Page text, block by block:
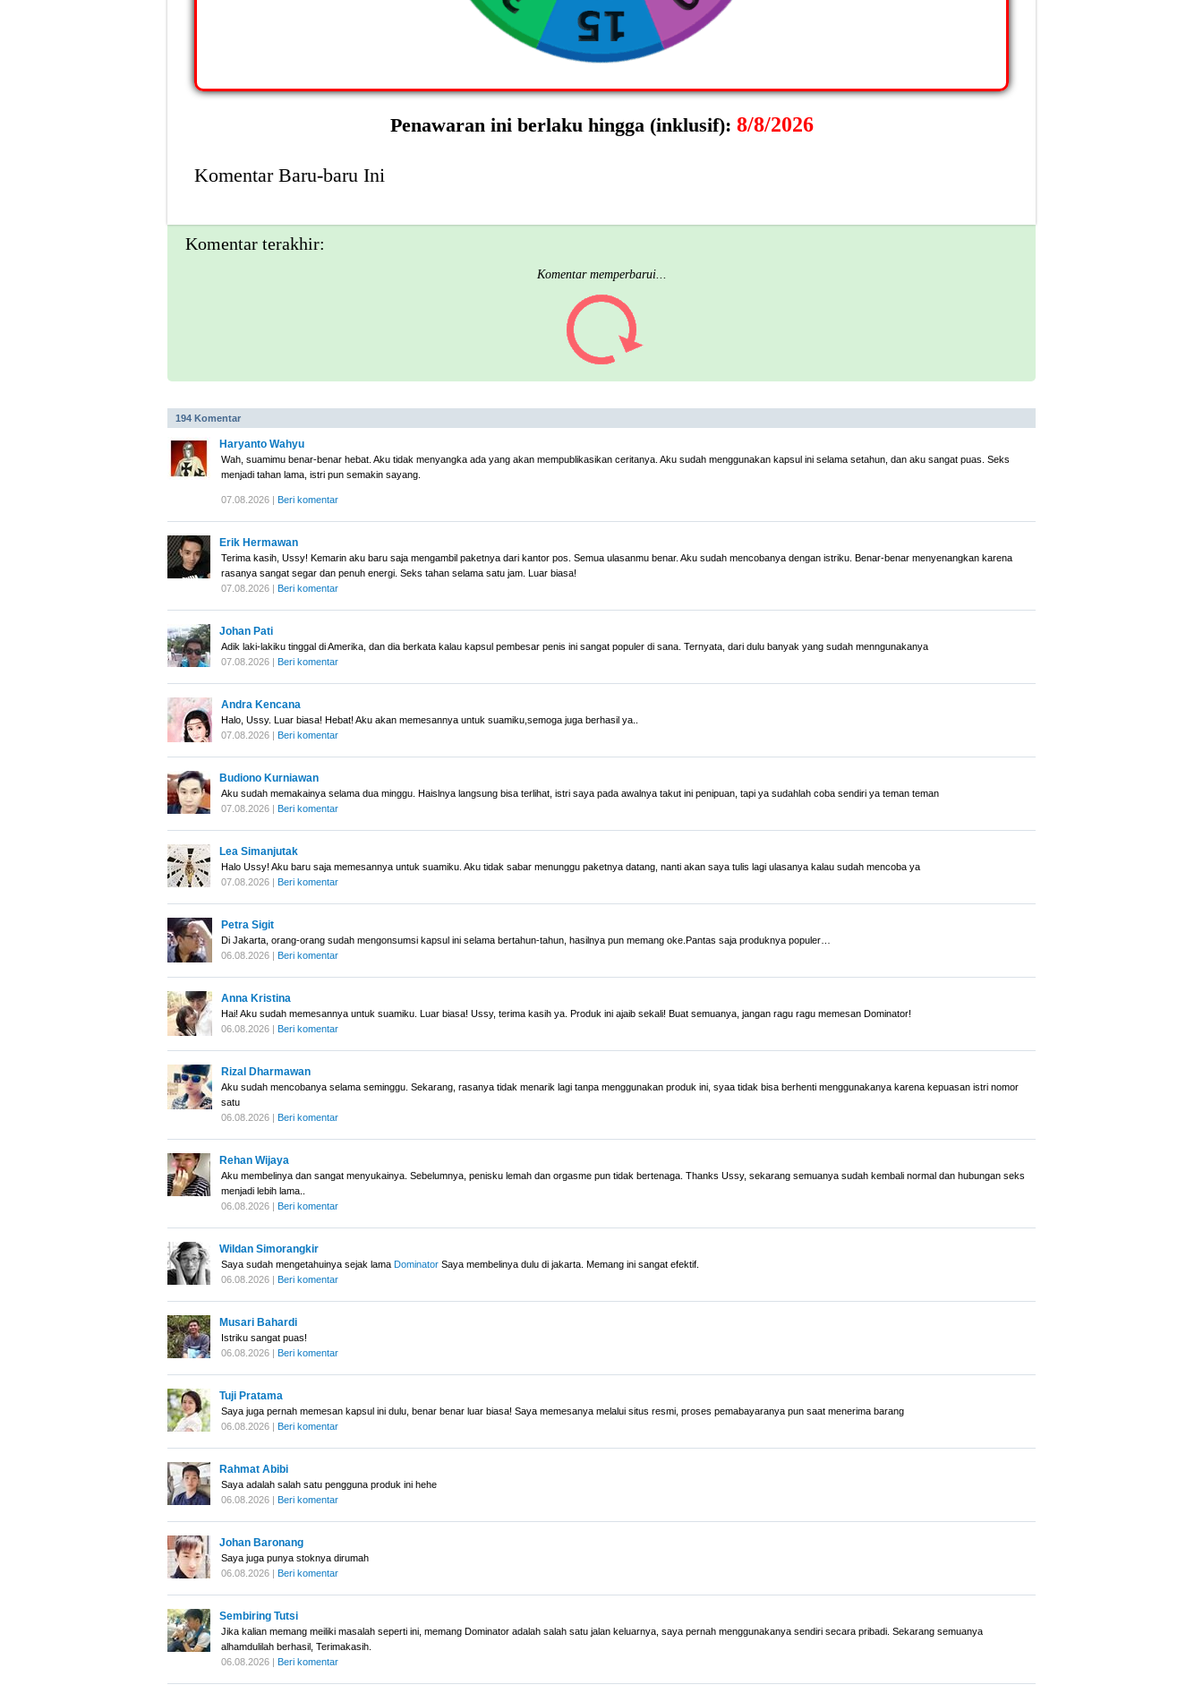
Penawaran ini berlaku hingga (inklusif): 8/8/2026
Komentar Baru-baru Ini
Komentar terakhir:
Komentar memperbarui...
194 Komentar
Haryanto Wahyu
Wah, suamimu benar-benar hebat. Aku tidak menyangka ada yang akan mempublikasikan ceritanya. Aku sudah menggunakan kapsul ini selama setahun, dan aku sangat puas. Seks
menjadi tahan lama, istri pun semakin sayang.
07.08.2026 | Beri komentar
Erik Hermawan
Terima kasih, Ussy! Kemarin aku baru saja mengambil paketnya dari kantor pos. Semua ulasanmu benar. Aku sudah mencobanya dengan istriku. Benar-benar menyenangkan karena
rasanya sangat segar dan penuh energi. Seks tahan selama satu jam. Luar biasa!
07.08.2026 | Beri komentar
Johan Pati
Adik laki-lakiku tinggal di Amerika, dan dia berkata kalau kapsul pembesar penis ini sangat populer di sana. Ternyata, dari dulu banyak yang sudah menngunakanya
07.08.2026 | Beri komentar
Andra Kencana
Halo, Ussy. Luar biasa! Hebat! Aku akan memesannya untuk suamiku,semoga juga berhasil ya..
07.08.2026 | Beri komentar
Budiono Kurniawan
Aku sudah memakainya selama dua minggu. Haislnya langsung bisa terlihat, istri saya pada awalnya takut ini penipuan, tapi ya sudahlah coba sendiri ya teman teman
07.08.2026 | Beri komentar
Lea Simanjutak
Halo Ussy! Aku baru saja memesannya untuk suamiku. Aku tidak sabar menunggu paketnya datang, nanti akan saya tulis lagi ulasanya kalau sudah mencoba ya
07.08.2026 | Beri komentar
Petra Sigit
Di Jakarta, orang-orang sudah mengonsumsi kapsul ini selama bertahun-tahun, hasilnya pun memang oke.Pantas saja produknya populer…
06.08.2026 | Beri komentar
Anna Kristina
Hai! Aku sudah memesannya untuk suamiku. Luar biasa! Ussy, terima kasih ya. Produk ini ajaib sekali! Buat semuanya, jangan ragu ragu memesan Dominator!
06.08.2026 | Beri komentar
Rizal Dharmawan
Aku sudah mencobanya selama seminggu. Sekarang, rasanya tidak menarik lagi tanpa menggunakan produk ini, syaa tidak bisa berhenti menggunakanya karena kepuasan istri nomor
satu
06.08.2026 | Beri komentar
Rehan Wijaya
Aku membelinya dan sangat menyukainya. Sebelumnya, penisku lemah dan orgasme pun tidak bertenaga. Thanks Ussy, sekarang semuanya sudah kembali normal dan hubungan seks
menjadi lebih lama..
06.08.2026 | Beri komentar
Wildan Simorangkir
Saya sudah mengetahuinya sejak lama Dominator Saya membelinya dulu di jakarta. Memang ini sangat efektif.
06.08.2026 | Beri komentar
Musari Bahardi
Istriku sangat puas!
06.08.2026 | Beri komentar
Tuji Pratama
Saya juga pernah memesan kapsul ini dulu, benar benar luar biasa! Saya memesanya melalui situs resmi, proses pemabayaranya pun saat menerima barang
06.08.2026 | Beri komentar
Rahmat Abibi
Saya adalah salah satu pengguna produk ini hehe
06.08.2026 | Beri komentar
Johan Baronang
Saya juga punya stoknya dirumah
06.08.2026 | Beri komentar
Sembiring Tutsi
Jika kalian memang meiliki masalah seperti ini, memang Dominator adalah salah satu jalan keluarnya, saya pernah menggunakanya sendiri secara pribadi. Sekarang semuanya
alhamdulilah berhasil, Terimakasih.
06.08.2026 | Beri komentar